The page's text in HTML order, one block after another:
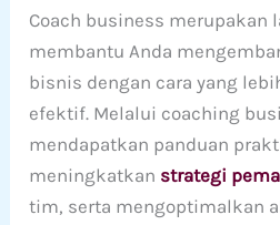
Coach business merupakan
membantu Anda
bisnis dengan cara yang
efektif. Melalui coaching
mendapatkan panduan
meningkatkan strategi
tim, serta mengoptimalkan